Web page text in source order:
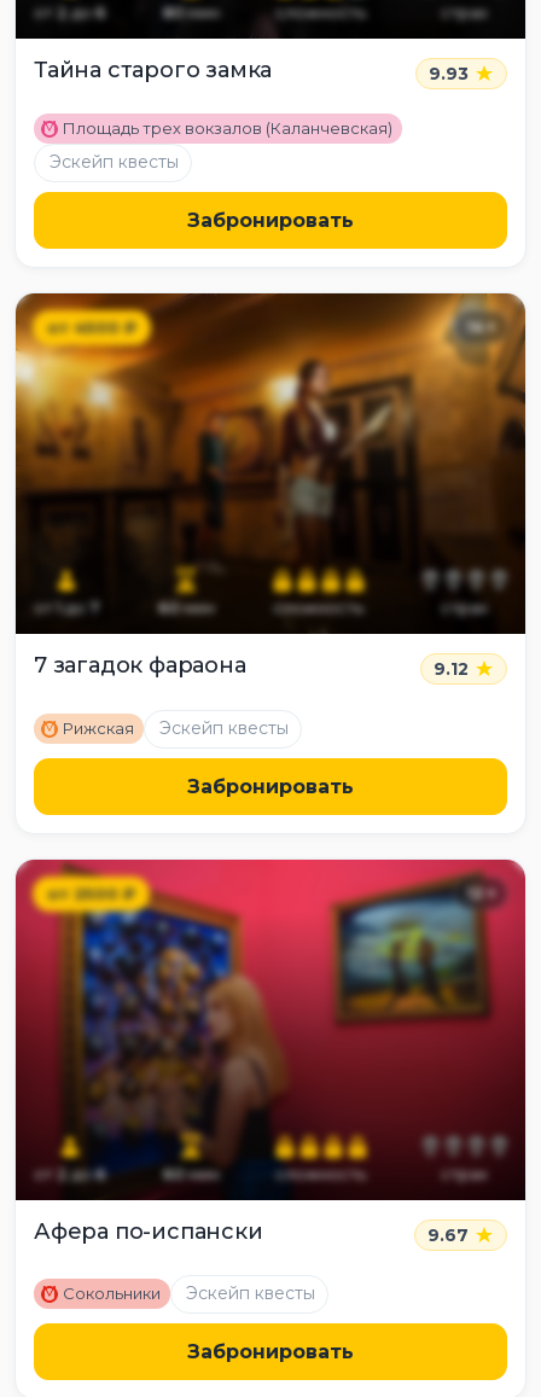
от 2до6 80мин сложность страх
Тайна старого замка 9.93
M Площадь трех вокзалов (Каланчевская)
Эскейп квесты
Забронировать
от4500₽ 14 +
от до 60мин сложность страх
7 загадок фараона 9.12
M Рижская Эскейп квесты
Забронировать
от2500₽ 12 +
от 2до6 60мин сложность страх
Афера по-испански 9.67
M Сокольники Эскейп квесты
Забронировать